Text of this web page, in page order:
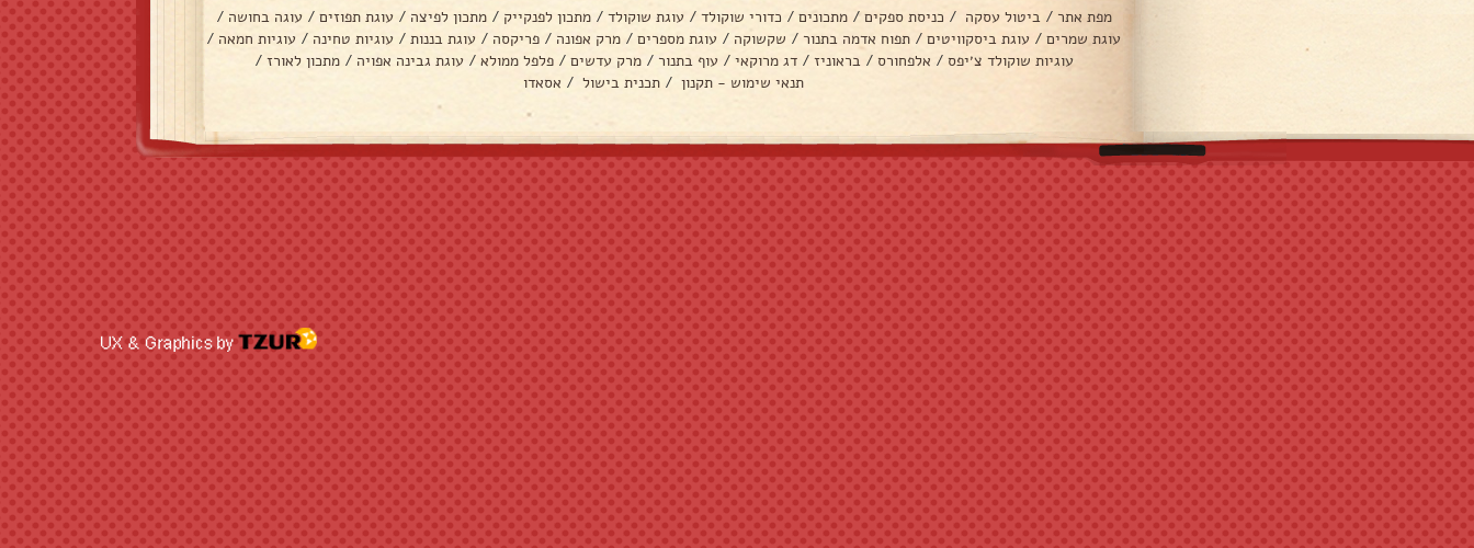
מפת אתר / ביטול עסקה / כניסת ספקים / מתכונים / כדורי שוקולד / עוגת שוקולד / מתכון לפנקייק / מתכון לפיצה / עוגת תפוזים / עוגה בחושה /
עוגת שמרים / עוגת ביסקוויטים / תפוח אדמה בתנור / שקשוקה / עוגת מספרים / מרק אפונה / פריקסה / עוגת בננות / עוגיות טחינה / עוגיות חמאה /
עוגיות שוקולד צ׳יפס / אלפחורס / בראוניז / דג מרוקאי / עוף בתנור / מרק עדשים / פלפל ממולא / עוגת גבינה אפויה / מתכון לאורז /
תנאי שימוש - תקנון / תכנית בישול / אסאדו